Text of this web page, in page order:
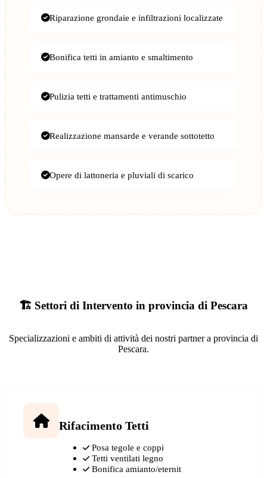
Riparazione grondaie e infiltrazioni localizzate
Bonifica tetti in amianto e smaltimento
Pulizia tetti e trattamenti antimuschio
Realizzazione mansarde e verande sottotetto
Opere di lattoneria e pluviali di scarico
🏗️ Settori di Intervento in provincia di Pescara
Specializzazioni e ambiti di attività dei nostri partner a provincia di
Pescara.
Rifacimento Tetti
Posa tegole e coppi
Tetti ventilati legno
Bonifica amianto/eternit